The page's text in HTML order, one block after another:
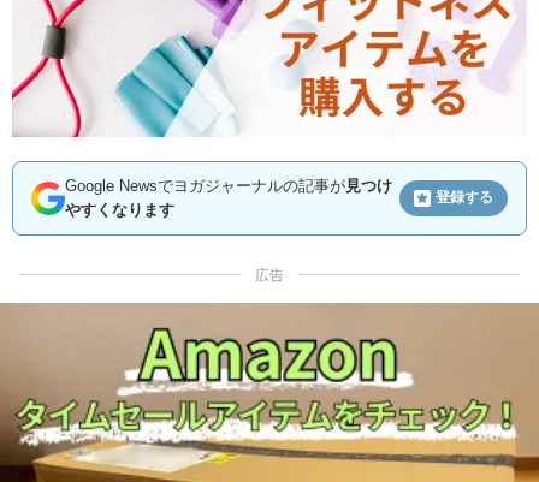
Google Newsでヨガジャーナルの記事が見つけ
やすくなります
登録する
広告